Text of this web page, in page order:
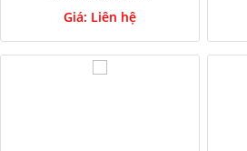
Giá: Liên hệ